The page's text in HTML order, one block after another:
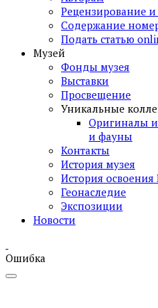
Рецензирование
Содержание
Подать статью
Музей
Фонды музея
Выставки
Просвещение
Уникальные
Оригиналы
и фауны
Контакты
История музея
История
Геонаследие
Экспозиции
Новости
Ошибка